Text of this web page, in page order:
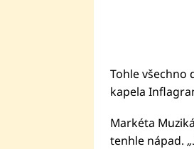
Tohle všechno
kapela
Markéta
tenhle nápad.